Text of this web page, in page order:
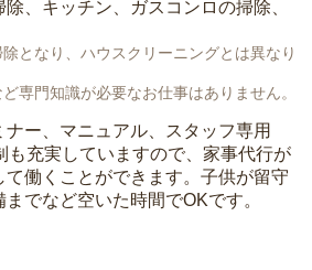
、キッチン、ガスコンロの掃除、
となり、ハウスクリーニングとは異なり
専門知識が必要なお仕事はありません。
ー、マニュアル、スタッフ専用
も充実していますので、家事代行が
働くことができます。子供が留守
でなど空いた時間でOKです。